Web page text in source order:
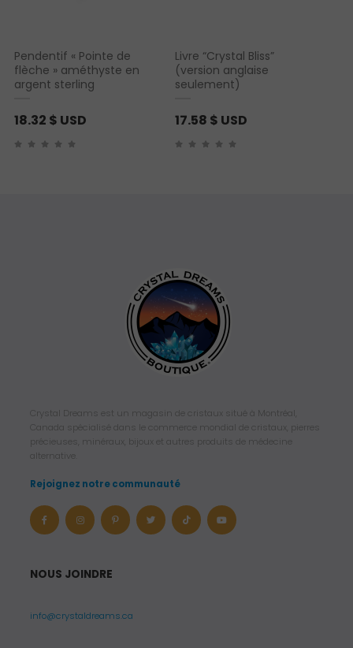
Pendentif « Pointe de
flèche » améthyste en
argent sterling
18.32 $ USD
Livre “Crystal Bliss”
(version anglaise
seulement)
17.58 $ USD
Crystal Dreams est un magasin de cristaux situé à Montréal,
Canada spécialisé dans le commerce mondial de cristaux, pierres
précieuses, minéraux, bijoux et autres produits de médecine
alternative.
Rejoignez notre communauté
NOUS JOINDRE
info@crystaldreams.ca